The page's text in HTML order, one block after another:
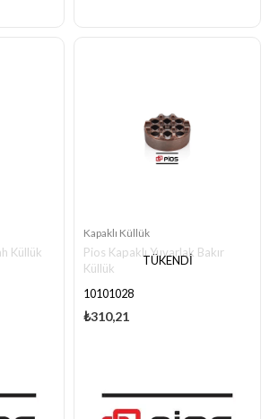
Küllük
TÜKENDI
Kapaklı Küllük
Pios Kapaklı Yuvarlak Bakır
Küllük
10101028
₺310,21